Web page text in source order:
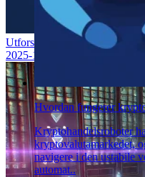
Utforsk de fire typene
2025-10-20
Hvordan fungerer
Kryptohandelsroboter
kryptovalutamarkedet,
navigere i den ustabile
automat..